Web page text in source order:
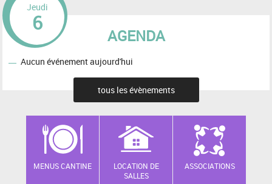
AGENDA
Jeudi
6
Aucun événement aujourd'hui
tous les évènements
MENUS CANTINE
LOCATION DE
SALLES
ASSOCIATIONS